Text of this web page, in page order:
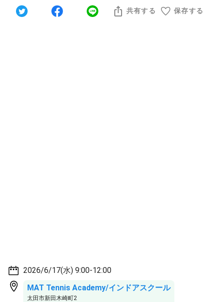
共有する 保存する
2026/6/17(水) 9:00-12:00
MAT Tennis Academy/インドアスクール
太田市新田木崎町2